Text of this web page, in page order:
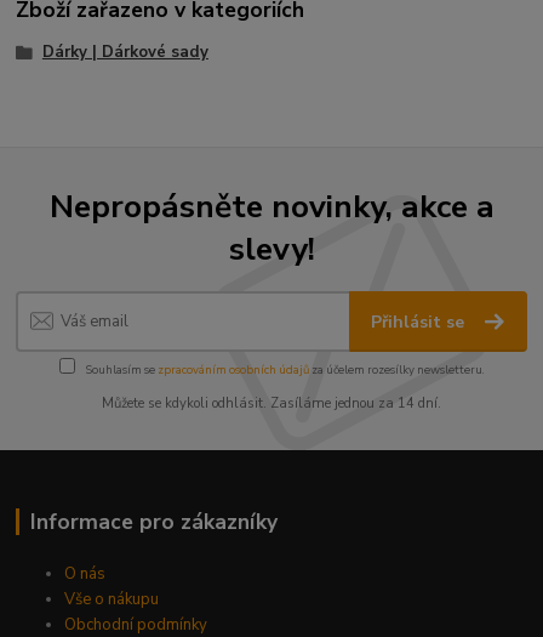
Zboží zařazeno v kategoriích
Dárky | Dárkové sady
Nepropásněte novinky, akce a
slevy!
Přihlásit se
Souhlasím se zpracováním osobních údajůza účelem rozesílky newsletteru.
Můžete se kdykoli odhlásit. Zasíláme jednou za 14 dní.
Informace pro zákazníky
O nás
Vše o nákupu
Obchodní podmínky